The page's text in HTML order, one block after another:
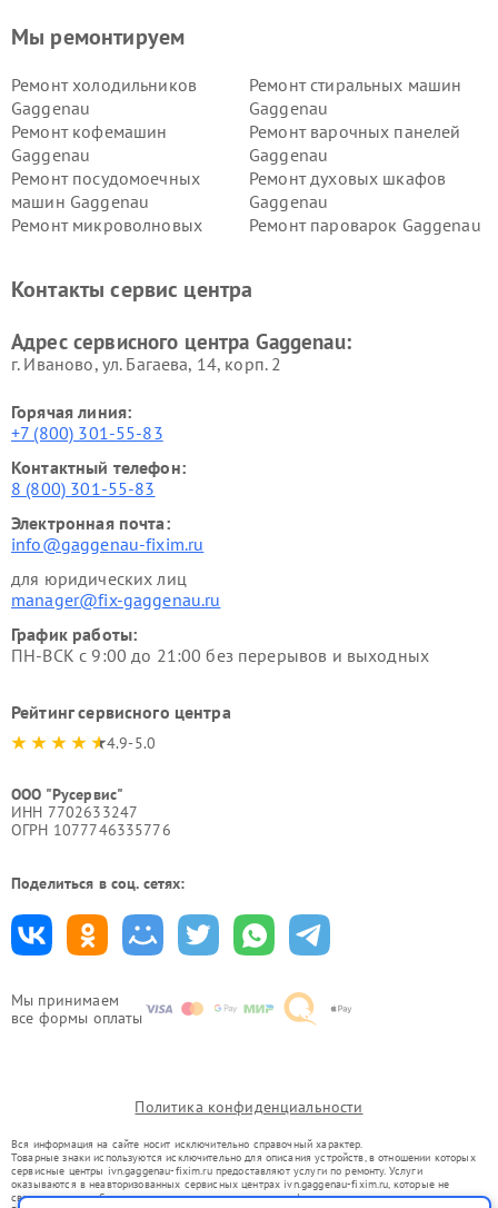
Мы принимаем
все формы оплаты
Мы ремонтируем
Ремонт холодильников
Gaggenau
Ремонт стиральных машин
Gaggenau
Ремонт кофемашин
Gaggenau
Ремонт варочных панелей
Gaggenau
Ремонт посудомоечных
машин Gaggenau
Ремонт духовых шкафов
Gaggenau
Ремонт микроволновых
Ремонт пароварок Gaggenau
Контакты сервис центра
Адрес сервисного центра Gaggenau:
г. Иваново, ул. Багаева, 14, корп. 2
Горячая линия:
+7 (800) 301-55-83
Контактный телефон:
8 (800) 301-55-83
Электронная почта:
info@gaggenau-fixim.ru
для юридических лиц
manager@fix-gaggenau.ru
График работы:
ПН-ВСК с 9:00 до 21:00 без перерывов и выходных
Рейтинг сервисного центра
4.9-5.0
ООО "Русервис"
ИНН 7702633247
ОГРН 1077746335776
Поделиться в соц. сетях:
Политика конфиденциальности
Вся информация на сайте носит исключительно справочный характер.
Товарные знаки используются исключительно для описания устройств, в отношении которых
сервисные центры ivn.gaggenau-fixim.ru предоставляют услуги по ремонту. Услуги
оказываются в неавторизованных сервисных центрах ivn.gaggenau-fixim.ru, которые не
связаны с правообладателями товарных знаков или их официальными представителями.